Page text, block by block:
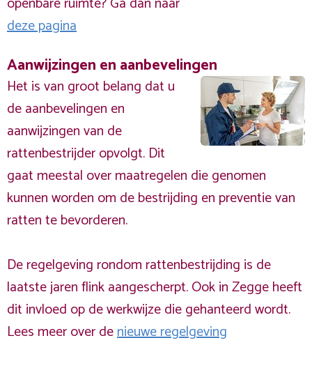
deze pagina
Aanwijzingen en aanbevelingen
Het is van groot belang dat u
de aanbevelingen en
aanwijzingen van de
rattenbestrijder opvolgt. Dit
gaat meestal over maatregelen die genomen
kunnen worden om de bestrijding en preventie van
ratten te bevorderen.
De regelgeving rondom rattenbestrijding is de
laatste jaren flink aangescherpt. Ook in Zegge heeft
dit invloed op de werkwijze die gehanteerd wordt.
Lees meer over denieuwe regelgeving